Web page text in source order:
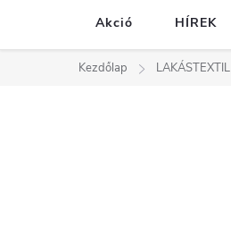
Akció HÍREK
Kezdőlap LAKÁSTEXTIL